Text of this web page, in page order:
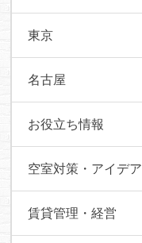
東京
名古屋
お役立ち情報
空室対策・アイデア
賃貸管理・経営